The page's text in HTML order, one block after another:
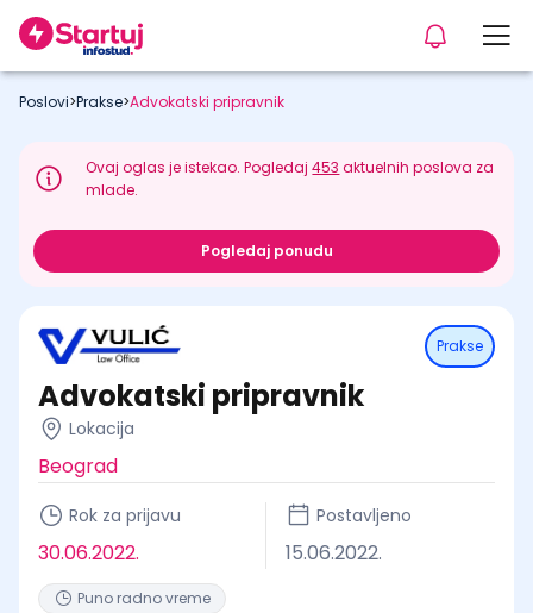
Poslovi>Prakse>Advokatski pripravnik
Ovaj oglas je istekao. Pogledaj453 aktuelnih poslova za
mlade.
Pogledaj ponudu
Prakse
Advokatski pripravnik
Lokacija
Beograd
Rok za prijavu
30.06.2022.
Postavljeno
15.06.2022.
Puno radno vreme